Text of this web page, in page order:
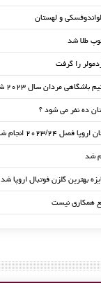
و لهستان
طلا شد
را گرفت
مردان سال ۲۰۲۳ شد
ده نفر می شود ؟
۲۰۲۳/۲۴ انجام شد
شد
بهترین گلزن فوتبال اروپا شد
همکاری نیست